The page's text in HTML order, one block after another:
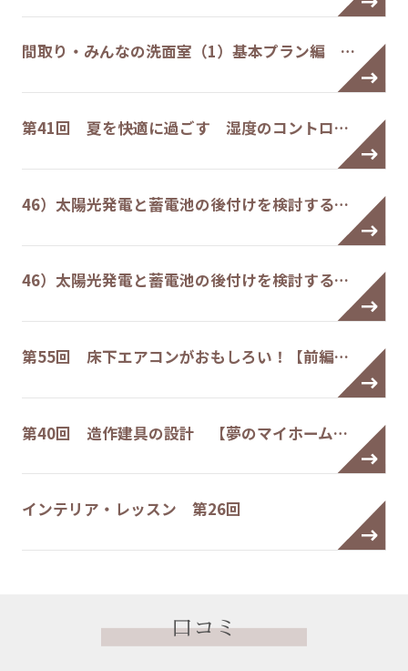
間取り・みんなの洗面室（1）基本プラン編 …
第41回 夏を快適に過ごす 湿度のコントロ…
46）太陽光発電と蓄電池の後付けを検討する…
46）太陽光発電と蓄電池の後付けを検討する…
第55回 床下エアコンがおもしろい！【前編…
第40回 造作建具の設計 【夢のマイホーム…
インテリア・レッスン 第26回
口コミ